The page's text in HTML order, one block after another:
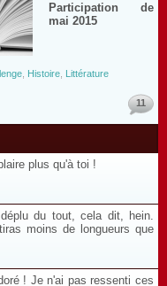
Participation de
mai 2015
Histoire Littérature
11
plus qu'à toi !
du tout, cela dit, hein.
moins de longueurs que
! Je n'ai pas ressenti ces